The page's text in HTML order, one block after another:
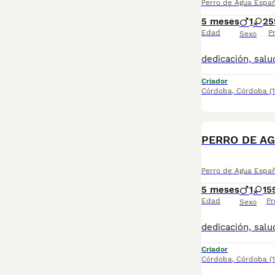
Perro de Agua
5 meses
Edad
1 2
Sexo
Criador
Córdoba, Córdoba
PERRO DE
Perro de Agua
5 meses
Edad
1 1
Sexo
Criador
Córdoba, Córdoba